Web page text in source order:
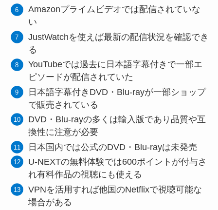
Amazonプライムビデオでは配信されていな
い
JustWatchを使えば最新の配信状況を確認でき
る
YouTubeでは過去に日本語字幕付きで一部エ
ピソードが配信されていた
日本語字幕付きDVD・Blu-rayが一部ショップ
で販売されている
DVD・Blu-rayの多くは輸入版であり品質や互
換性に注意が必要
日本国内では公式のDVD・Blu-rayは未発売
U-NEXTの無料体験では600ポイントが付与さ
れ有料作品の視聴にも使える
VPNを活用すれば他国のNetflixで視聴可能な
場合がある